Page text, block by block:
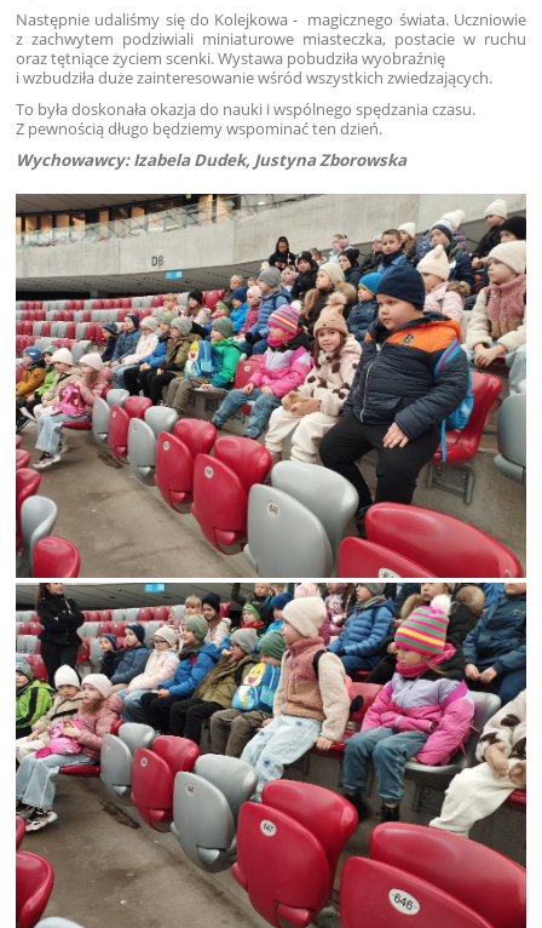
Następnie udaliśmy się do Kolejkowa - magicznego świata. Uczniowie
z zachwytem podziwiali miniaturowe miasteczka, postacie w ruchu
oraz tętniące życiem scenki. Wystawa pobudziła wyobraźnię
i wzbudziła duże zainteresowanie wśród wszystkich zwiedzających.
To była doskonała okazja do nauki i wspólnego spędzania czasu.
Z pewnością długo będziemy wspominać ten dzień.
Wychowawcy: Izabela Dudek, Justyna Zborowska